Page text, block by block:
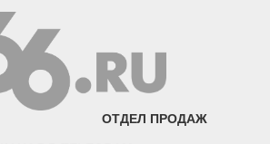
ОТДЕЛ ПРОДАЖ